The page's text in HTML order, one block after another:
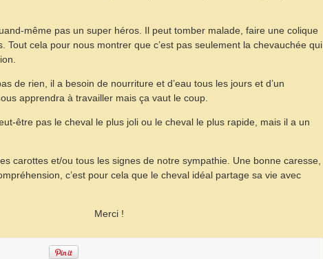
même pas un super héros. Il peut tomber malade, faire une colique
Tout cela pour nous montrer que c’est pas seulement la chevauchée qui
de rien, il a besoin de nourriture et d’eau tous les jours et d’un
apprendra à travailler mais ça vaut le coup.
être pas le cheval le plus joli ou le cheval le plus rapide, mais il a un
carottes et/ou tous les signes de notre sympathie. Une bonne caresse,
c’est pour cela que le cheval idéal partage sa vie avec
Merci !